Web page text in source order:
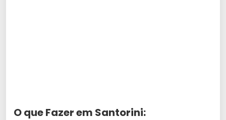
O que Fazer em Santorini: